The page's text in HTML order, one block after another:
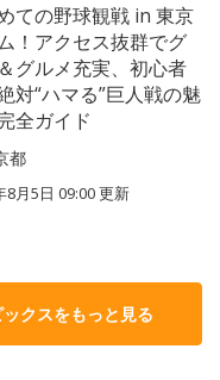
ての野球観戦 in 東京
！アクセス抜群でグ
グルメ充実、初心者
対“ハマる”巨人戦の魅
全ガイド
都
8月5日 09:00更新
クスをもっと見る